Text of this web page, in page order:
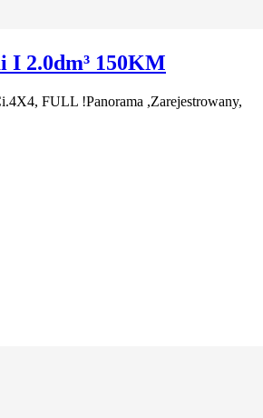
I 2.0dm³ 150KM
FULL !Panorama ,Zarejestrowany,